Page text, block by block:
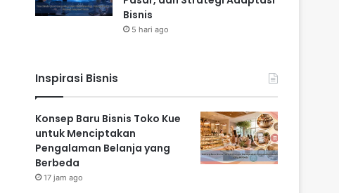
Bisnis
5 hari ago
Inspirasi Bisnis
Konsep Baru Bisnis Toko Kue
untuk Menciptakan
Pengalaman Belanja yang
Berbeda
17 jam ago